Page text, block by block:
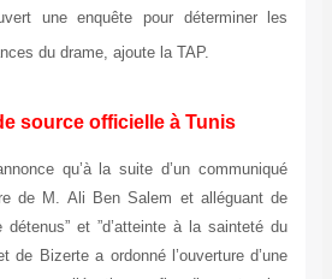
une enquête pour déterminer les
du drame, ajoute la TAP.
source officielle à Tunis
qu’à la suite d’un communiqué
de M. Ali Ben Salem et alléguant de
détenus” et ”d’atteinte à la sainteté du
de Bizerte a ordonné l’ouverture d’une